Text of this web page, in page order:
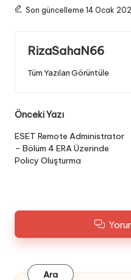
Son güncelleme 14 Ocak
RizaSahaN66
Tüm Yazıları Görüntüle
Post
navigation
Önceki Yazı
ESET Remote Administrator
– Bölüm 4 ERA Üzerinde
Policy Oluşturma
Ara